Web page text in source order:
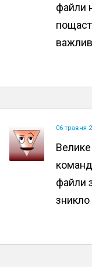
файли
06 травня
файли